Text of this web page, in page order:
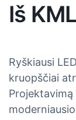
Iš KML
Ryškiausi
kruopščiai